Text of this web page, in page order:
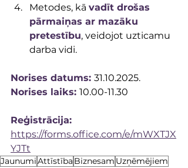
Metodes, kā vadīt drošas
pārmaiņas ar mazāku
pretestību, veidojot uzticamu
darba vidi.
Norises datums: 31.10.2025.
Norises laiks: 10.00-11.30
Reģistrācija:
https://forms.office.com/e/mWXTJX
YJTt
JaunumiAttīstība Biznesam Uzņēmējiem